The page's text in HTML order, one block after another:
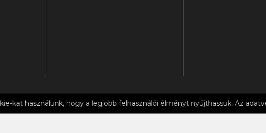
kat használunk, hogy a legjobb felhasználói élményt nyújthassuk. Az